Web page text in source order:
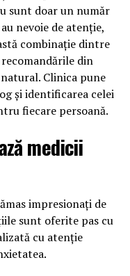
sunt doar un număr
nevoie de atenție,
combinație dintre
din
Clinica pune
și identificarea celei
fiecare persoană.
medicii
impresionați de
sunt oferite pas cu
cu atenție